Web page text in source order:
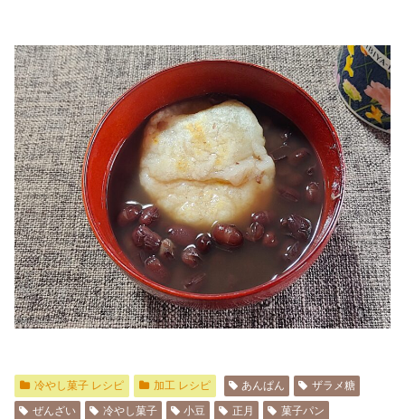
冷やし菓子 レシピ 加工 レシピ あんぱん
ザラメ糖
ぜんざい
冷やし菓子 小豆 正月 菓子パン